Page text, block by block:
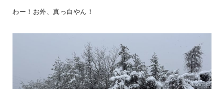
わー！お外、真っ白やん！